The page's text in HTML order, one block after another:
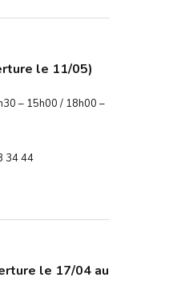
le 11/05)
– 15h00 / 18h00 –
34 44
le 17/04 au